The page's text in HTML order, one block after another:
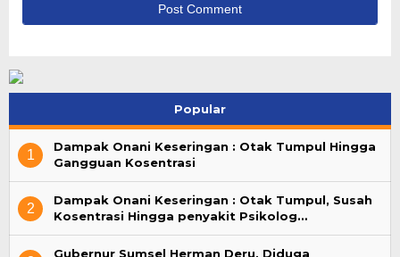
Popular
1
Dampak Onani Keseringan : Otak Tumpul Hingga
Gangguan Kosentrasi
2
Dampak Onani Keseringan : Otak Tumpul, Susah
Kosentrasi Hingga penyakit Psikolog…
Gubernur Sumsel Herman Deru, Diduga